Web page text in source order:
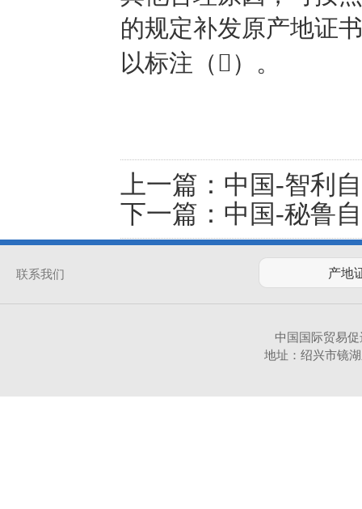
的规定补发原产地证
以标注（）。
上一篇： 中国-智利
下一篇： 中国-秘鲁
联系我们
中国国际贸易
地址：绍兴市镜